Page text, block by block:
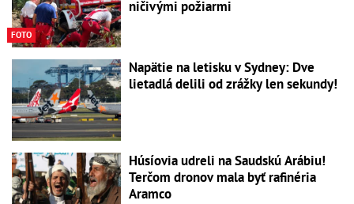
FOTO
ničivými požiarmi
Napätie na letisku v Sydney: Dve
lietadlá delili od zrážky len sekundy!
Húsíovia udreli na Saudskú Arábiu!
Terčom dronov mala byť rafinéria
Aramco